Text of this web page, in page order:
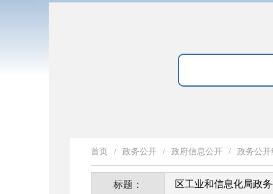
首页 / 政务公开 / 政府信息公开 / 政务公
标题： 区工业和信息化局政